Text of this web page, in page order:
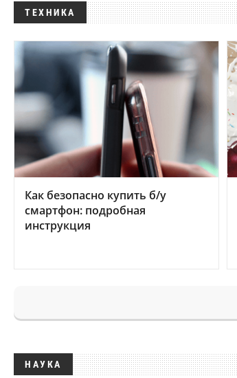
ТЕХНИКА
Как безопасно купить б/у
смартфон: подробная
инструкция
НАУКА